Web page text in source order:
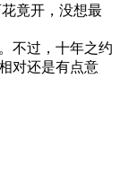
竟开，没想最
不过，十年之约
对还是有点意